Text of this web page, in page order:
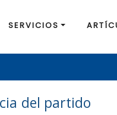
SERVICIOS
del partido